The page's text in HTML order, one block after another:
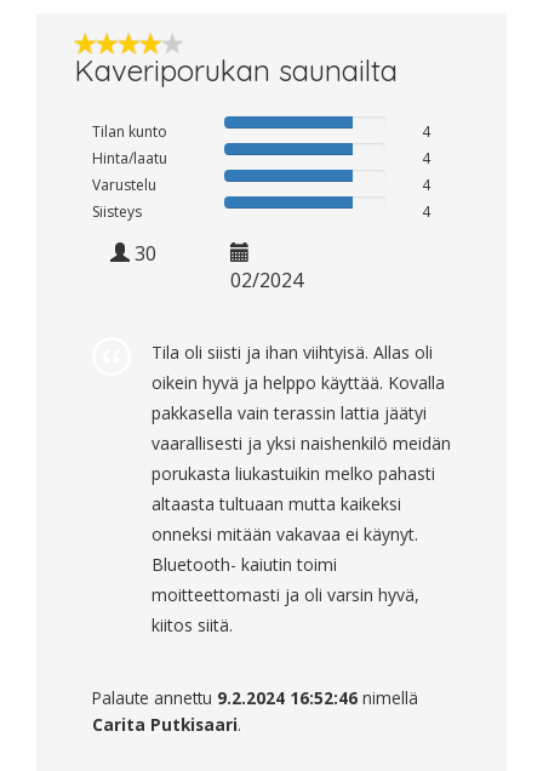
Kaveriporukan saunailta
Tilan kunto
4
Hinta/laatu
4
Varustelu
4
Siisteys
4
30
02/2024
Tila oli siisti ja ihan viihtyisä. Allas oli
oikein hyvä ja helppo käyttää. Kovalla
pakkasella vain terassin lattia jäätyi
vaarallisesti ja yksi naishenkilö meidän
porukasta liukastuikin melko pahasti
altaasta tultuaan mutta kaikeksi
onneksi mitään vakavaa ei käynyt.
Bluetooth- kaiutin toimi
moitteettomasti ja oli varsin hyvä,
kiitos siitä.
Palaute annettu 9.2.2024 16:52:46 nimellä
Carita Putkisaari.